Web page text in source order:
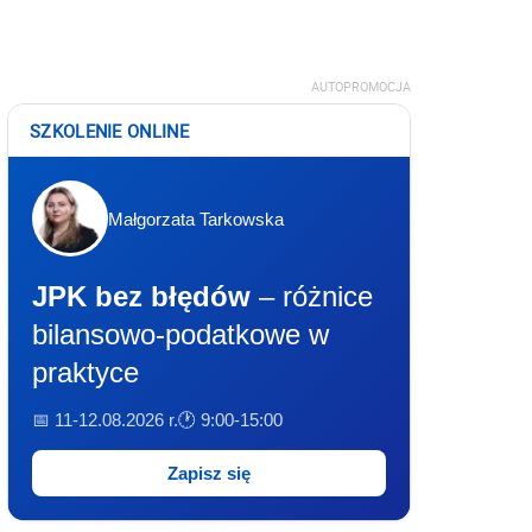
AUTOPROMOCJA
SZKOLENIE ONLINE
Małgorzata Tarkowska
JPK bez błędów – różnice
bilansowo-podatkowe w
praktyce
📅 11-12.08.2026 r.🕐 9:00-15:00
Zapisz się